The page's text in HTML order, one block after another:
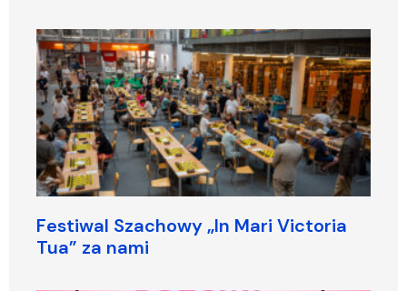
Festiwal Szachowy „In Mari Victoria
Tua” za nami